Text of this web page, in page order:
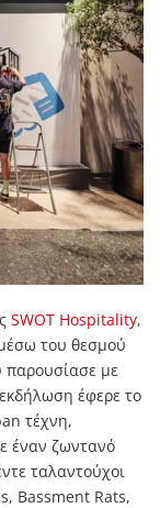
SWOT Hospitality,
του θεσμού
με
έφερε το
τέχνη,
έναν ζωντανό
ταλαντούχοι
Bassment Rats,